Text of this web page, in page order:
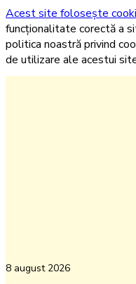
Acest site folosește
funcționalitate corectă a
politica noastră privind
de utilizare ale acestui
8 august 2026